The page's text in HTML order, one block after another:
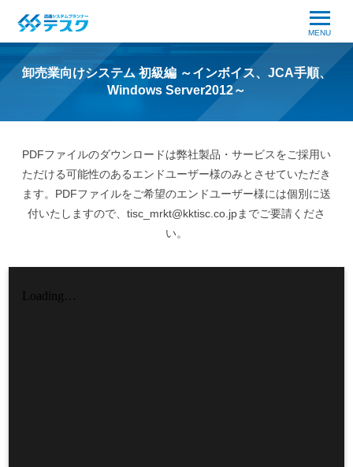
MENU
卸売業向けシステム 初級編 ～インボイス、JCA手順、
Windows Server2012～
PDFファイルのダウンロードは弊社製品・サービスをご採用い
ただける可能性のあるエンドユーザー様のみとさせていただき
ます。 PDFファイルをご希望のエンドユーザー様には個別に送
付いたしますので、 tisc_mrkt@kktisc.co.jpまでご要請くださ
い。